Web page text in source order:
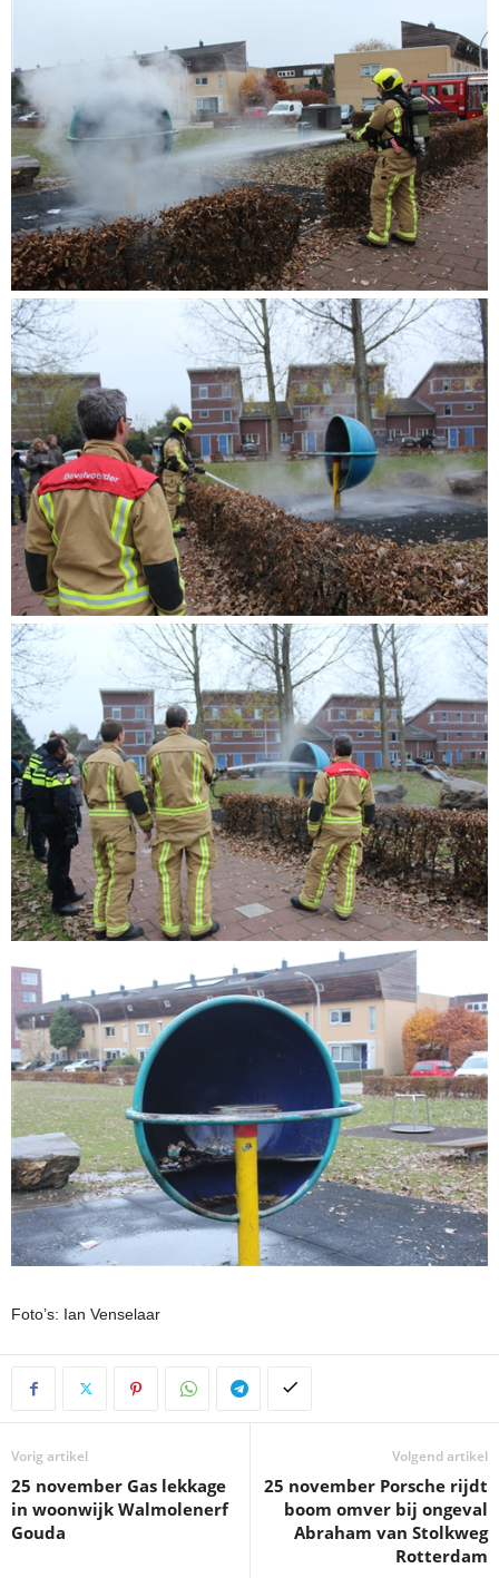
Foto’s: Ian Venselaar
Vorig artikel
25 november Gas lekkage
in woonwijk Walmolenerf
Gouda
Volgend artikel
25 november Porsche rijdt
boom omver bij ongeval
Abraham van Stolkweg
Rotterdam